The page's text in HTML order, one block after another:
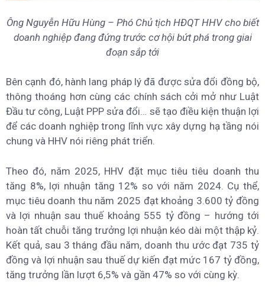
Ông Nguyễn Hữu Hùng – Phó Chủ tịch HĐQT HHV cho biết
doanh nghiệp đang đứng trước cơ hội bứt phá trong giai
đoạn sắp tới
Bên cạnh đó, hành lang pháp lý đã được sửa đổi đồng bộ,
thông thoáng hơn cùng các chính sách cởi mở như Luật
Đầu tư công, Luật PPP sửa đổi… sẽ tạo điều kiện thuận lợi
để các doanh nghiệp trong lĩnh vực xây dựng hạ tầng nói
chung và HHV nói riêng phát triển.
Theo đó, năm 2025, HHV đặt mục tiêu tiêu doanh thu
tăng 8%, lợi nhuận tăng 12% so với năm 2024. Cụ thể,
mục tiêu doanh thu năm 2025 đạt khoảng 3.600 tỷ đồng
và lợi nhuận sau thuế khoảng 555 tỷ đồng – hướng tới
hoàn tất chuỗi tăng trưởng lợi nhuận kéo dài một thập kỷ.
Kết quả, sau 3 tháng đầu năm, doanh thu ước đạt 735 tỷ
đồng và lợi nhuận sau thuế dự kiến đạt mức 167 tỷ đồng,
tăng trưởng lần lượt 6,5% và gần 47% so với cùng kỳ.